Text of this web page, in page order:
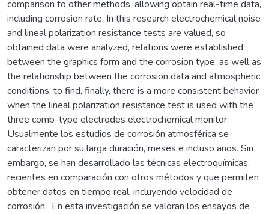
comparison to other methods, allowing obtain real-time data,
including corrosion rate. In this research electrochemical noise
and lineal polarization resistance tests are valued, so
obtained data were analyzed, relations were establis­hed
between the graphics form and the corrosion type, as well as
the relationship between the corro­sion data and atmospheric
conditions, to find, finally, there is a more consistent behavior
when the lineal polarization resistance test is used with the
three comb-type electrodes electrochemical monitor.
Usualmente los estudios de corrosión atmosférica se
caracterizan por su larga duración, meses e incluso años. Sin
embargo, se han desarrollado las técnicas electroquímicas,
recientes en comparación con otros métodos y que permiten
obtener datos en tiempo real, incluyendo velocidad de
corrosión. En esta investigación se valoran los ensayos de